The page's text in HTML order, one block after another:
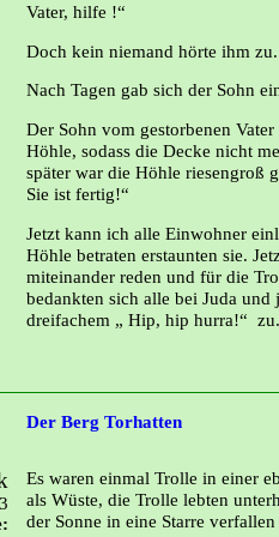
Vater, hilfe !“
Doch kein niemand hörte ihm zu.
Nach Tagen gab sich der Sohn
Der Sohn vom gestorbenen
Höhle, sodass die Decke nicht
später war die Höhle
Sie ist fertig!“
Jetzt kann ich alle Einwohner
Höhle betraten erstaunten sie.
miteinander reden und für die
bedankten sich alle bei Juda
dreifachem „ Hip, hip hurra!“ zu.
Der Berg Torhatten
Es waren einmal Trolle in einer
als Wüste, die Trolle lebten
der Sonne in eine Starre